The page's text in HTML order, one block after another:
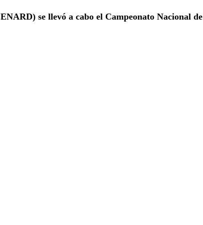
se llevó a cabo el Campeonato Nacional de